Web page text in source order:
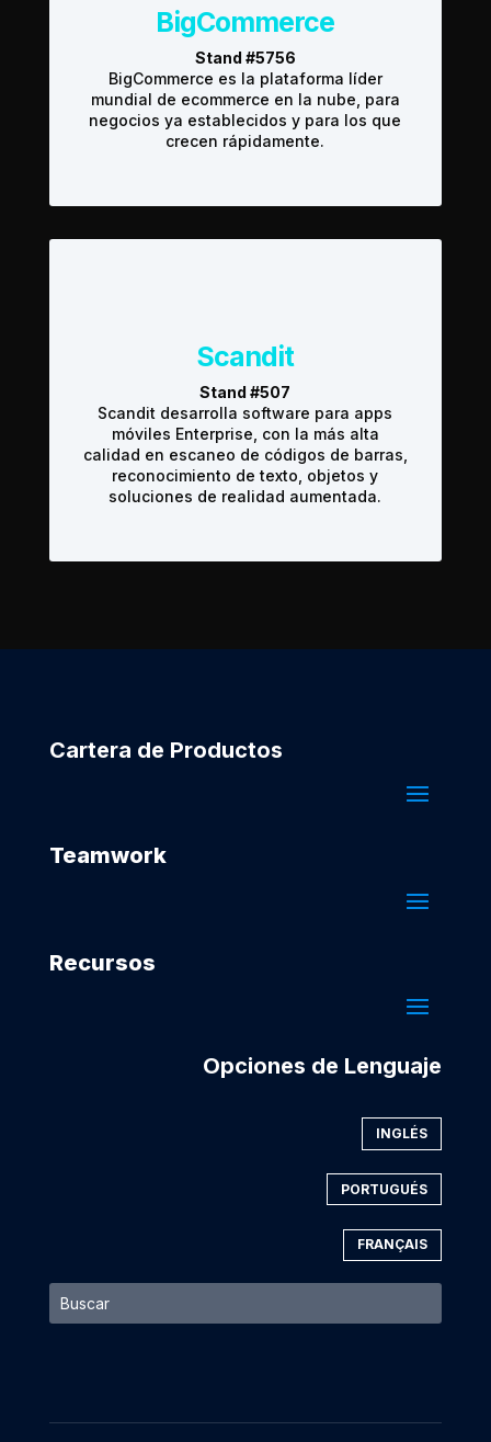
BigCommerce
Stand #5756
BigCommerce es la plataforma líder
mundial de ecommerce en la nube, para
negocios ya establecidos y para los que
crecen rápidamente.
Scandit
Stand #507
Scandit desarrolla software para apps
móviles Enterprise, con la más alta
calidad en escaneo de códigos de barras,
reconocimiento de texto, objetos y
soluciones de realidad aumentada.
Cartera de Productos
Teamwork
Recursos
Opciones de Lenguaje
INGLÉS
PORTUGUÉS
FRANÇAIS